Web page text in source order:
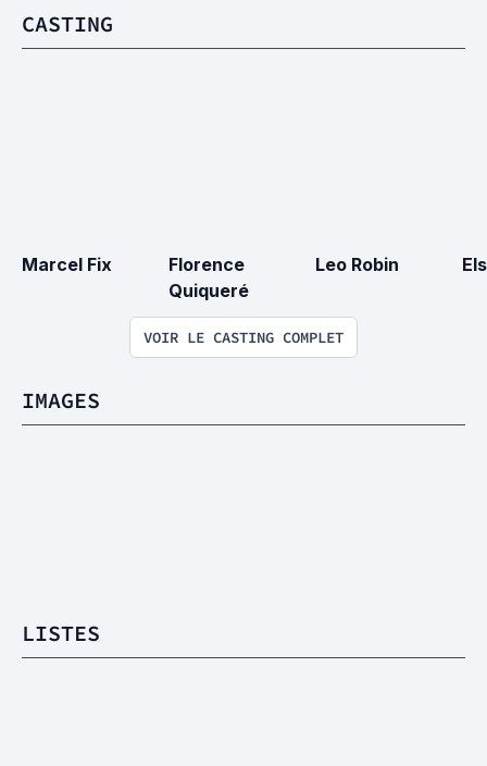
CASTING
Marcel Fix
Florence
Quiqueré
Leo Robin
VOIR LE CASTING COMPLET
IMAGES
LISTES